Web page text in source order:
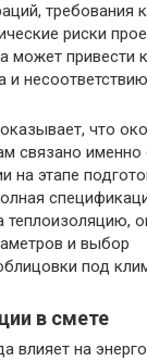
требования
риски
может привести
что
связано именно
на этапе
теплоизоляцию,
и выбор
под
в смете
влияет на